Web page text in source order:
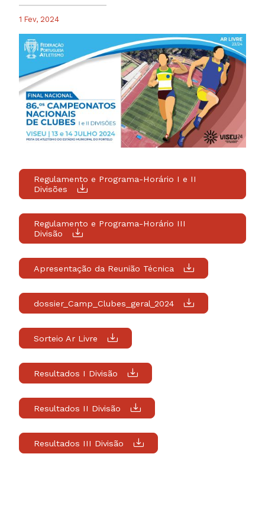
1 Fev, 2024
Regulamento e Programa-Horário I e II
Divisões
Regulamento e Programa-Horário III
Divisão
Apresentação da Reunião Técnica
dossier_Camp_Clubes_geral_2024
Sorteio Ar Livre
Resultados I Divisão
Resultados II Divisão
Resultados III Divisão